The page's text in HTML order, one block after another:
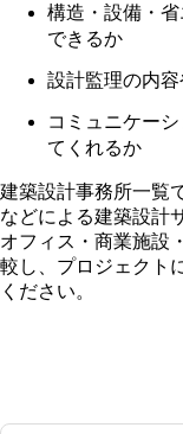
構造・設備・
できるか
設計監理の内
コミュニケー
てくれるか
建築設計事務所一覧
などによる建築設計
オフィス・商業施設
較し、プロジェクト
ください。